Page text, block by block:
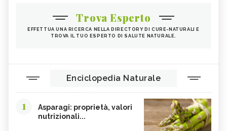
Trova Esperto
EFFETTUA UNA RICERCA NELLA DIRECTORY DI CURE-NATURALI E
TROVA IL TUO ESPERTO DI SALUTE NATURALE.
Enciclopedia Naturale
1
Asparagi: proprietà, valori
nutrizionali...